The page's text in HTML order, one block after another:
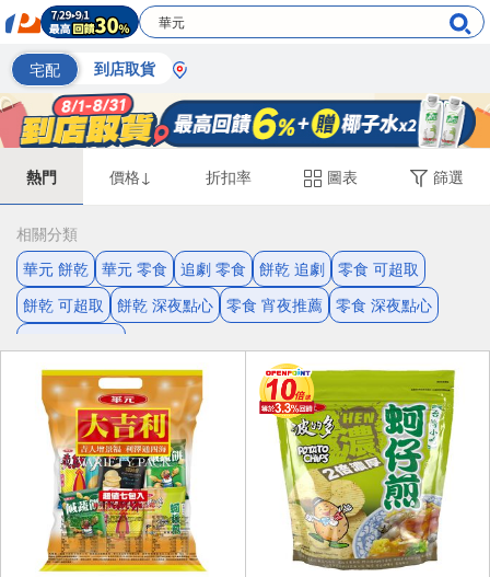
宅配 到店取貨
熱門 價格↓ 折扣率 圖表 篩選
相關分類
華元 餅乾 華元 零食 追劇 零食 餅乾 追劇 零食 可超取
餅乾 可超取
餅乾 深夜點心 零食 宵夜推薦 零食 深夜點心